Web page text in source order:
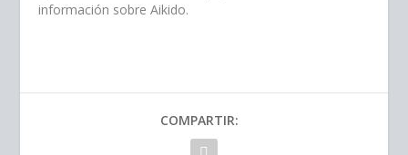
información sobre Aikido.
COMPARTIR: